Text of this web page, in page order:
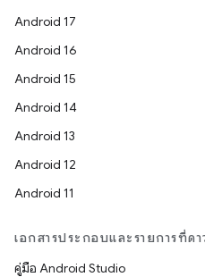
Android 17
Android 16
Android 15
Android 14
Android 13
Android 12
Android 11
เอกสารประกอบและรายการที่ด
คู่มือ Android Studio